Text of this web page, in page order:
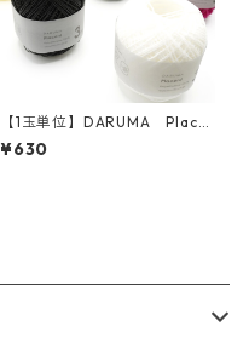
【1玉単位】DARUMA Placor
d 3ply
¥630